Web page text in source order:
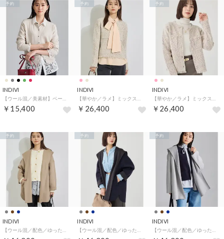
INDIVI
￥15,400
予約
INDIVI
￥26,400
予約
INDIVI
￥26,400
予約
INDIVI
予約
INDIVI
予約
INDIVI
予約